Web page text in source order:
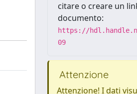
citare o creare un
documento:
https://
09
Attenzione
Attenzione! I dati